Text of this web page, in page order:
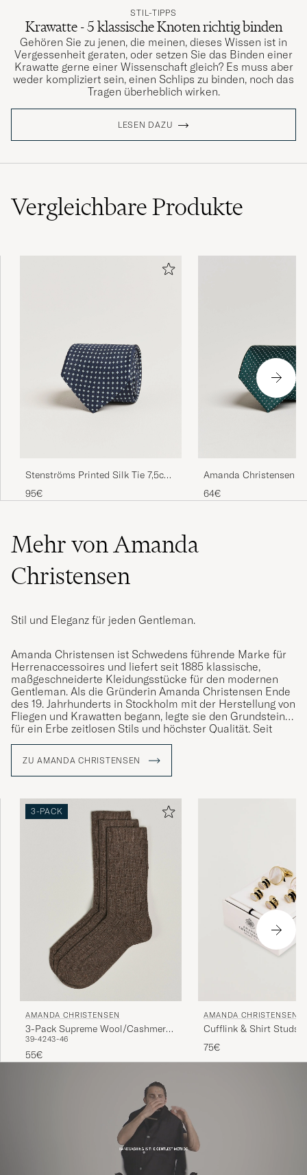
struktur om slipsen i egenskap av svart färg..
RAULI P GEKAUFT AM AUF CAREOFCARL.SE
Väldigt läckra och tillverkade av kvalitativt
material. Värda pengarna!
GEKAUFT AM AUF CAREOFCARL.SE
från bilderna.
SAMUEL L GEKAUFT AM AUF CAREOFCARL.SE
Riktigt bra köp, rekommenderar produkten
STIL-TIPPS
Krawatte - 5 klassische Knoten richtig binden
Gehören Sie zu jenen, die meinen, dieses Wissen ist in
Vergessenheit geraten, oder setzen Sie das Binden einer
Krawatte gerne einer Wissenschaft gleich? Es muss aber
weder kompliziert sein, einen Schlips zu binden, noch das
Tragen überheblich wirken.
LESEN DAZU
VergleichbareProdukte
Stenströms Printed Silk Tie 7,5cm
Navy
95€
Amanda Christensen
Classic Tie 8 cm
64€
Mehr von Amanda
Christensen
Stil und Eleganz für jeden Gentleman.
Amanda Christensen ist Schwedens führende Marke für
Herrenaccessoires und liefert seit 1885 klassische,
maßgeschneiderte Kleidungsstücke für den modernen
Gentleman. Als die Gründerin Amanda Christensen Ende
des 19. Jahrhunderts in Stockholm mit der Herstellung von
Fliegen und Krawatten begann, legte sie den Grundstein
für ein Erbe zeitlosen Stils und höchster Qualität. Seit
und Manschettenknöpfe – Details, die die Persönlichkeit
und den Stil anspruchsvoller Männer weltweit
um den Comer See in Italien statt, wo das Handwerk über
Generationen bewahrt wurde.
ZU AMANDA CHRISTENSEN
3-PACK
AMANDA CHRISTENSEN
3-Pack Supreme Wool/Cashmere
Sock Brown Melange
39-4243-46
55€
AMANDA CHRISTENSEN
Cufflink & Shirt Studs
75€